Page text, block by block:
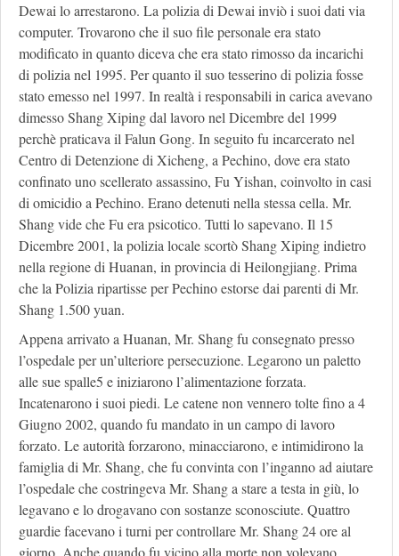
Dewai lo arrestarono. La polizia di Dewai inviò i suoi dati via
computer. Trovarono che il suo file personale era stato
modificato in quanto diceva che era stato rimosso da incarichi
di polizia nel 1995. Per quanto il suo tesserino di polizia fosse
stato emesso nel 1997. In realtà i responsabili in carica avevano
dimesso Shang Xiping dal lavoro nel Dicembre del 1999
perchè praticava il Falun Gong. In seguito fu incarcerato nel
Centro di Detenzione di Xicheng, a Pechino, dove era stato
confinato uno scellerato assassino, Fu Yishan, coinvolto in casi
di omicidio a Pechino. Erano detenuti nella stessa cella. Mr.
Shang vide che Fu era psicotico. Tutti lo sapevano. Il 15
Dicembre 2001, la polizia locale scortò Shang Xiping indietro
nella regione di Huanan, in provincia di Heilongjiang. Prima
che la Polizia ripartisse per Pechino estorse dai parenti di Mr.
Shang 1.500 yuan.
Appena arrivato a Huanan, Mr. Shang fu consegnato presso
l’ospedale per un’ulteriore persecuzione. Legarono un paletto
alle sue spalle5 e iniziarono l’alimentazione forzata.
Incatenarono i suoi piedi. Le catene non vennero tolte fino a 4
Giugno 2002, quando fu mandato in un campo di lavoro
forzato. Le autorità forzarono, minacciarono, e intimidirono la
famiglia di Mr. Shang, che fu convinta con l’inganno ad aiutare
l’ospedale che costringeva Mr. Shang a stare a testa in giù, lo
legavano e lo drogavano con sostanze sconosciute. Quattro
guardie facevano i turni per controllare Mr. Shang 24 ore al